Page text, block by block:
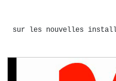
sur les nouvelles